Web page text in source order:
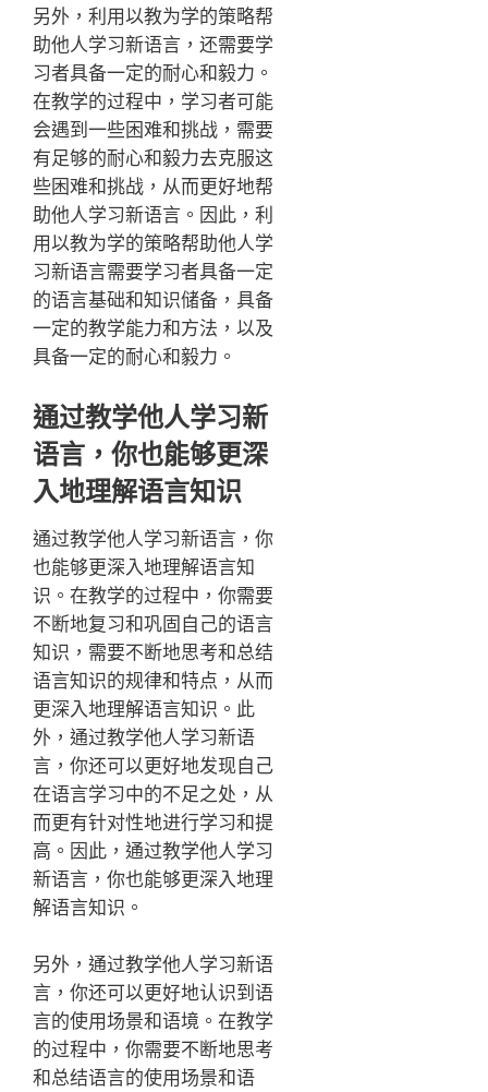
另外，利用以教为学的策略帮
助他人学习新语言，还需要学
习者具备一定的耐心和毅力。
在教学的过程中，学习者可能
会遇到一些困难和挑战，需要
有足够的耐心和毅力去克服这
些困难和挑战，从而更好地帮
助他人学习新语言。因此，利
用以教为学的策略帮助他人学
习新语言需要学习者具备一定
的语言基础和知识储备，具备
一定的教学能力和方法，以及
具备一定的耐心和毅力。
通过教学他人学习新
语言，你也能够更深
入地理解语言知识
通过教学他人学习新语言，你
也能够更深入地理解语言知
识。在教学的过程中，你需要
不断地复习和巩固自己的语言
知识，需要不断地思考和总结
语言知识的规律和特点，从而
更深入地理解语言知识。此
外，通过教学他人学习新语
言，你还可以更好地发现自己
在语言学习中的不足之处，从
而更有针对性地进行学习和提
高。因此，通过教学他人学习
新语言，你也能够更深入地理
解语言知识。
另外，通过教学他人学习新语
言，你还可以更好地认识到语
言的使用场景和语境。在教学
的过程中，你需要不断地思考
和总结语言的使用场景和语